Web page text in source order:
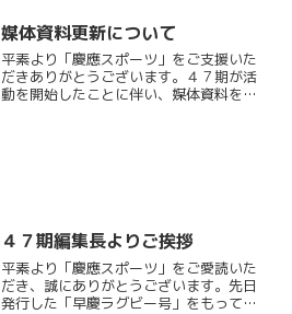
的に、広く支援を呼びかけている。
媒体資料更新について
平素より「慶應スポーツ」をご支援いた
だきありがとうございます。４７期が活
動を開始したことに伴い、媒体資料を更
４７期編集長よりご挨拶
平素より「慶應スポーツ」をご愛読いた
だき、誠にありがとうございます。先日
発行した「早慶ラグビー号」をもって４